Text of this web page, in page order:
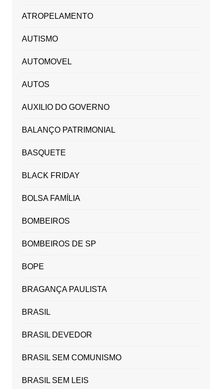
ATROPELAMENTO
AUTISMO
AUTOMOVEL
AUTOS
AUXILIO DO GOVERNO
BALANÇO PATRIMONIAL
BASQUETE
BLACK FRIDAY
BOLSA FAMÍLIA
BOMBEIROS
BOMBEIROS DE SP
BOPE
BRAGANÇA PAULISTA
BRASIL
BRASIL DEVEDOR
BRASIL SEM COMUNISMO
BRASIL SEM LEIS